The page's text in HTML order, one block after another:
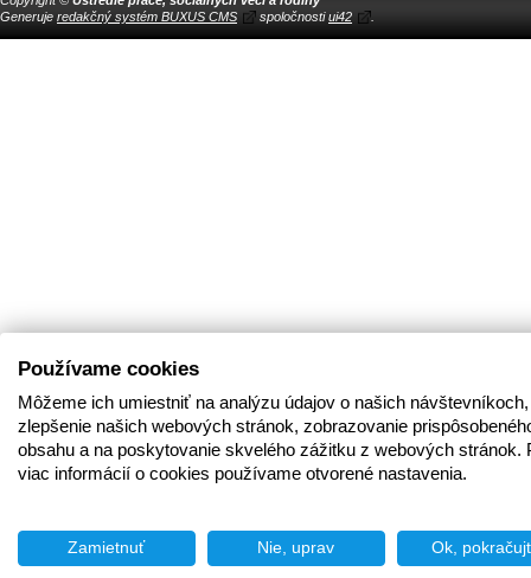
Generuje redakčný systém BUXUS CMS spoločnostiui42
Používame cookies
Môžeme ich umiestniť na analýzu údajov o našich
zlepšenie našich webových stránok, zobrazovanie
obsahu a na poskytovanie skvelého zážitku z webových stránok.
viac informácií o cookies používame otvorené nastavenia.
Zamietnuť Nie, uprav Ok,